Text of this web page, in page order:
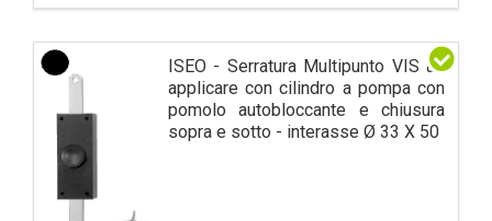
ISEO - Serratura Multipunto VIS ad
applicare con cilindro a pompa con
pomolo autobloccante e chiusura
sopra e sotto - interasse Ø 33 X 50